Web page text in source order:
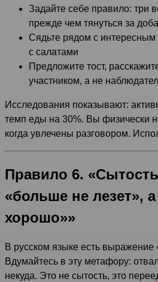
Задайте себе правило: три
прежде чем тянуться за
Сядьте рядом с
с салатами
Предложите тост,
участником, а не
Исследования показывают:
темп еды на 30%. Вы физически
когда увлечены разговором.
Правило 6.
«больше не лезет»,
хорошо»»
В русском языке есть выражение
Вдумайтесь в эту метафору:
некуда. Это не сытость, это